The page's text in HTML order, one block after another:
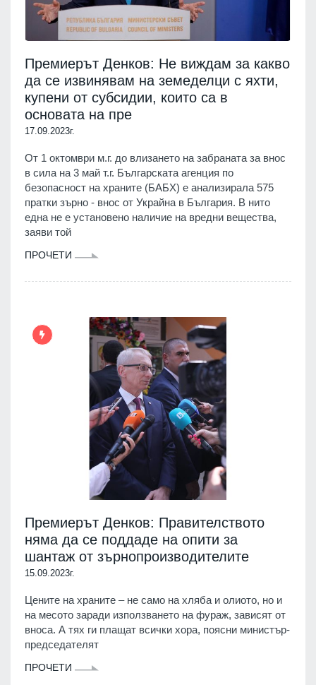
Премиерът Денков: Не виждам за какво
да се извинявам на земеделци с яхти,
купени от субсидии, които са в
основата на пре
17.09.2023г.
От 1 октомври м.г. до влизането на забраната за внос
в сила на 3 май т.г. Българската агенция по
безопасност на храните (БАБХ) е анализирала 575
пратки зърно - внос от Украйна в България. В нито
една не е установено наличие на вредни вещества,
заяви той
ПРОЧЕТИ
Премиерът Денков: Правителството
няма да се поддаде на опити за
шантаж от зърнопроизводителите
15.09.2023г.
Цените на храните – не само на хляба и олиото, но и
на месото заради използването на фураж, зависят от
вноса. А тях ги плащат всички хора, поясни министър-
председателят
ПРОЧЕТИ